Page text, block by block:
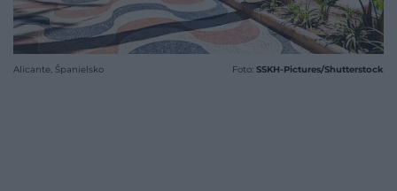
Alicante, Španielsko Foto: SSKH-Pictures/Shutterstock